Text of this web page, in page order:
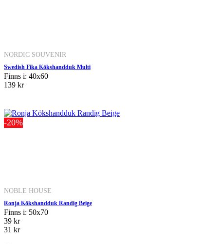
NORDIC SOUVENIR
Swedish Fika Kökshandduk Multi
Finns i: 40x60
139 kr
-20%
NOBLE HOUSE
Ronja Kökshandduk Randig Beige
Finns i: 50x70
39 kr
31 kr